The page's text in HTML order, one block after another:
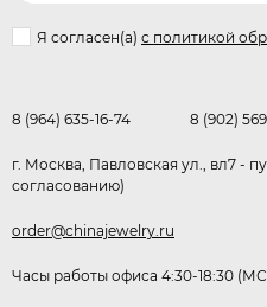
Я согласен(a) с политикой
8 (964) 635-16-74 8 (902)
г. Москва, Павловская ул., вл7 -
согласованию)
order@chinajewelry.ru
Часы работы офиса 4:30-18:30